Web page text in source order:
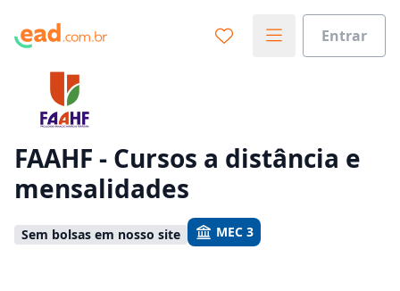
Entrar
Vamos te guiar no caminho ideal para seus estudos
FAAHF - Cursos a distância e
mensalidades
Sem bolsas em nosso site MEC 3